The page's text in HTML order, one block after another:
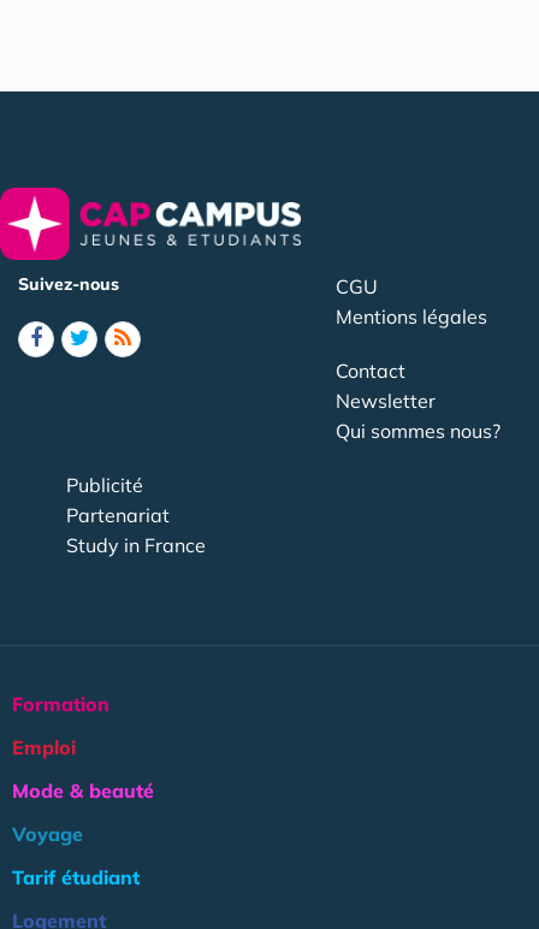
Suivez-nous
CGU
Mentions légales
Contact
Newsletter
Qui sommes nous?
Publicité
Partenariat
Study in France
Formation
Emploi
Mode & beauté
Voyage
Tarif étudiant
Logement